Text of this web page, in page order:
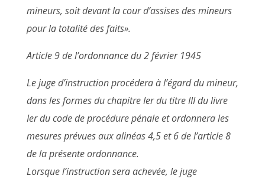
mineurs, soit devant la cour d’assises des mineurs
pour la totalité des faits».
Article 9 de l’ordonnance du 2 février 1945
Le juge d’instruction procédera à l’égard du mineur,
dans les formes du chapitre Ier du titre III du livre
Ier du code de procédure pénale et ordonnera les
mesures prévues aux alinéas 4,5 et 6 de l’article 8
de la présente ordonnance.
Lorsque l’instruction sera achevée, le juge